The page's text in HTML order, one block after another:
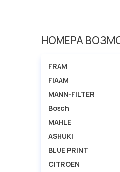
НОМЕРА
FRAM
FIAAM
MANN-FILTER
Bosch
MAHLE
ASHUKI
BLUE PRINT
CITROEN